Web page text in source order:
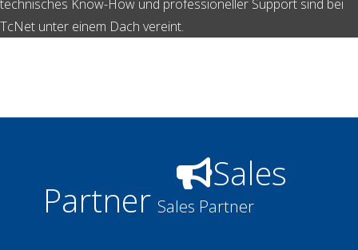
technisches Know-How und professioneller Support sind bei
TcNet unter einem Dach vereint.
Sales
Partner Sales Partner